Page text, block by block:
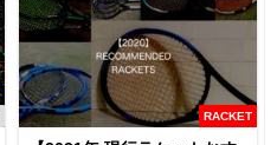
RACKET